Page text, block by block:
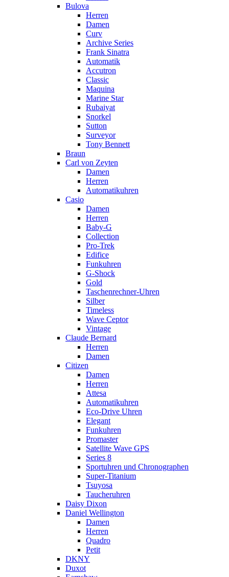
Bulova
Herren
Damen
Curv
Archive Series
Frank Sinatra
Automatik
Accutron
Classic
Maquina
Marine Star
Rubaiyat
Snorkel
Sutton
Surveyor
Tony Bennett
Braun
Carl von Zeyten
Damen
Herren
Automatikuhren
Casio
Damen
Herren
Baby-G
Collection
Pro-Trek
Edifice
Funkuhren
G-Shock
Gold
Taschenrechner-Uhren
Silber
Timeless
Wave Ceptor
Vintage
Claude Bernard
Herren
Damen
Citizen
Damen
Herren
Attesa
Automatikuhren
Eco-Drive Uhren
Elegant
Funkuhren
Promaster
Satellite Wave GPS
Series 8
Sportuhren und Chronographen
Super-Titanium
Tsuyosa
Taucheruhren
Daisy Dixon
Daniel Wellington
Damen
Herren
Quadro
Petit
DKNY
Duxot